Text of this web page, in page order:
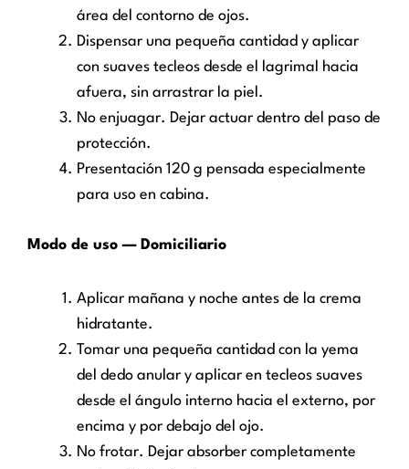
área del contorno de ojos.
Dispensar una pequeña cantidad y aplicar
con suaves tecleos desde el lagrimal hacia
afuera, sin arrastrar la piel.
No enjuagar. Dejar actuar dentro del paso de
protección.
Presentación 120 g pensada especialmente
para uso en cabina.
Modo de uso — Domiciliario
Aplicar mañana y noche antes de la crema
hidratante.
Tomar una pequeña cantidad con la yema
del dedo anular y aplicar en tecleos suaves
desde el ángulo interno hacia el externo, por
encima y por debajo del ojo.
No frotar. Dejar absorber completamente